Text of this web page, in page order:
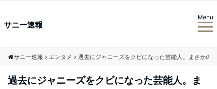
サニー速報
Menu
サニー速報 エンタメ 過去にジャニーズをクビになった芸能人。まさかの
過去にジャニーズをクビになった芸能人。ま